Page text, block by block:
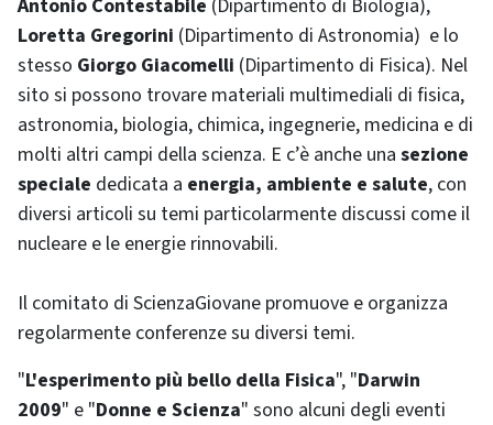
Antonio Contestabile (Dipartimento di Biologia),
Loretta Gregorini (Dipartimento di Astronomia) e lo
stesso Giorgo Giacomelli (Dipartimento di Fisica). Nel
sito si possono trovare materiali multimediali di fisica,
astronomia, biologia, chimica, ingegnerie, medicina e di
molti altri campi della scienza. E c’è anche una sezione
speciale dedicata a energia, ambiente e salute, con
diversi articoli su temi particolarmente discussi come il
nucleare e le energie rinnovabili.
Il comitato di ScienzaGiovane promuove e organizza
regolarmente conferenze su diversi temi.
"L'esperimento più bello della Fisica", "Darwin
2009" e "Donne e Scienza" sono alcuni degli eventi